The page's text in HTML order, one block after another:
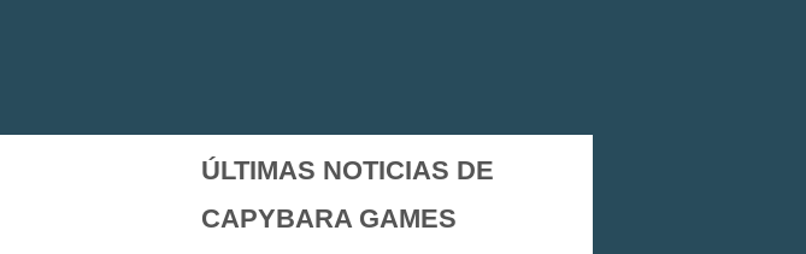
ÚLTIMAS NOTICIAS DE
CAPYBARA GAMES